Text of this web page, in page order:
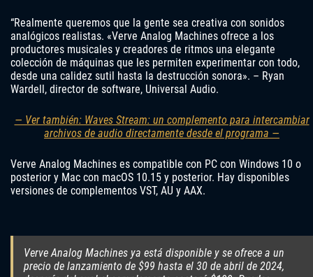
“Realmente queremos que la gente sea creativa con sonidos
analógicos realistas. «Verve Analog Machines ofrece a los
productores musicales y creadores de ritmos una elegante
colección de máquinas que les permiten experimentar con todo,
desde una calidez sutil hasta la destrucción sonora». – Ryan
Wardell, director de software, Universal Audio.
— Ver también: Waves Stream: un complemento para intercambiar
archivos de audio directamente desde el programa —
Verve Analog Machines es compatible con PC con Windows 10 o
posterior y Mac con macOS 10.15 y posterior. Hay disponibles
versiones de complementos VST, AU y AAX.
Verve Analog Machines ya está disponible y se ofrece a un
precio de lanzamiento de $99 hasta el 30 de abril de 2024,